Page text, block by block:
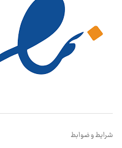
شرایط و ضوابط